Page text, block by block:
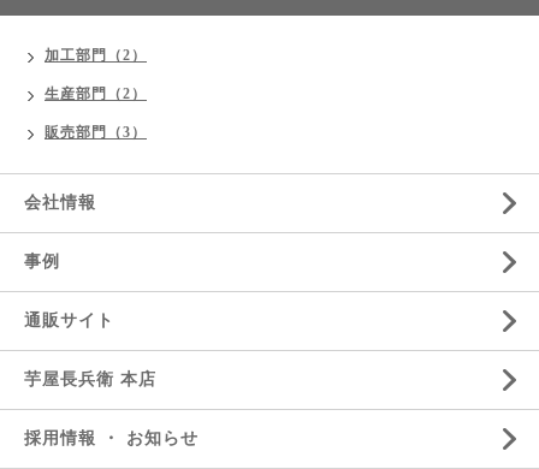
加工部門（2）
生産部門（2）
販売部門（3）
会社情報
事例
通販サイト
芋屋長兵衛 本店
採用情報 ・ お知らせ